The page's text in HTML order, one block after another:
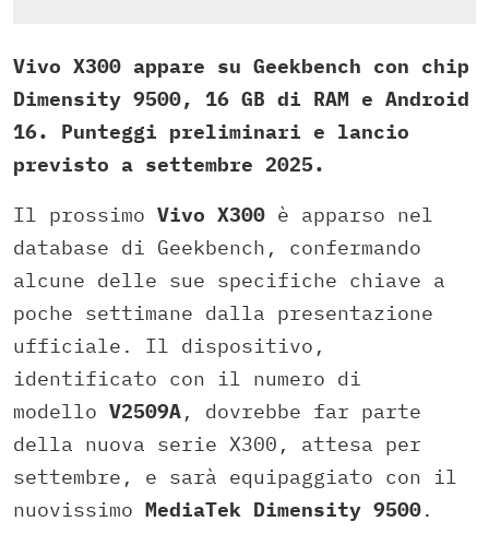
Vivo X300 appare su Geekbench con chip
Dimensity 9500, 16 GB di RAM e Android
16. Punteggi preliminari e lancio
previsto a settembre 2025.
Il prossimo Vivo X300 è apparso nel
database di Geekbench, confermando
alcune delle sue specifiche chiave a
poche settimane dalla presentazione
ufficiale. Il dispositivo,
identificato con il numero di
modello V2509A, dovrebbe far parte
della nuova serie X300, attesa per
settembre, e sarà equipaggiato con il
nuovissimo MediaTek Dimensity 9500.